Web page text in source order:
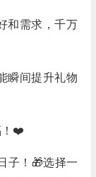
和需求，千万
瞬间提升礼物
！❤️
子！🎁选择一